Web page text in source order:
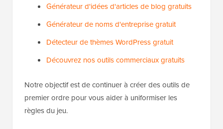
Générateur d'idées d'articles de blog gratuits
Générateur de noms d'entreprise gratuit
Détecteur de thèmes WordPress gratuit
Découvrez nos outils commerciaux gratuits
Notre objectif est de continuer à créer des outils de
premier ordre pour vous aider à uniformiser les
règles du jeu.